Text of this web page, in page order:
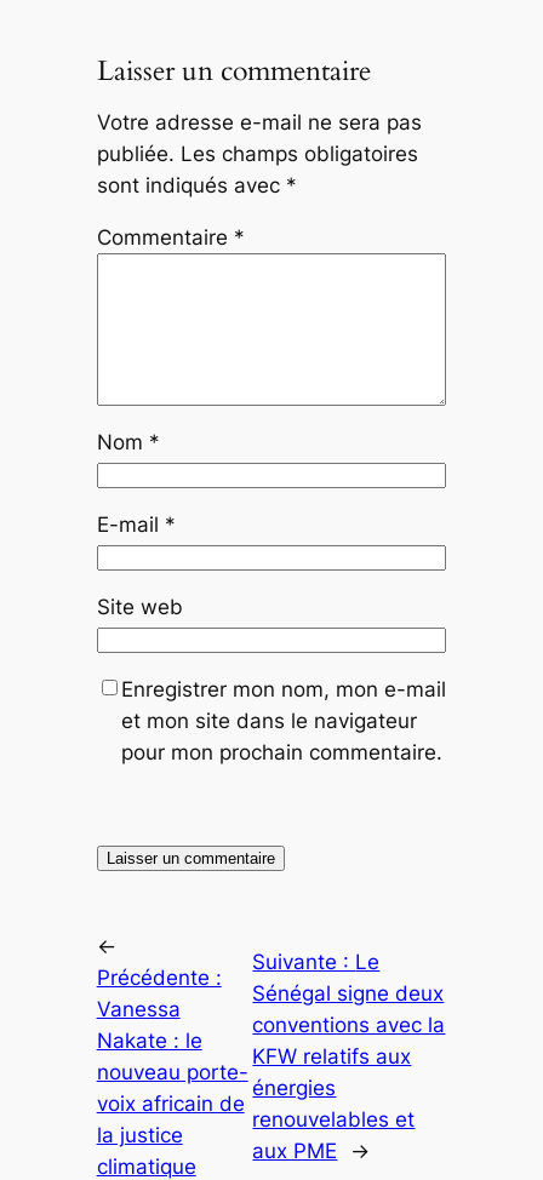
Laisser un commentaire
Votre adresse e-mail ne sera pas
publiée. Les champs obligatoires
sont indiqués avec *
Commentaire *
Nom *
E-mail *
Site web
Enregistrer mon nom, mon e-mail
et mon site dans le navigateur
pour mon prochain commentaire.
←
Précédente :
Vanessa
Nakate : le
nouveau porte-
voix africain de
la justice
climatique
Suivante : Le
Sénégal signe deux
conventions avec la
KFW relatifs aux
énergies
renouvelables et
aux PME
→